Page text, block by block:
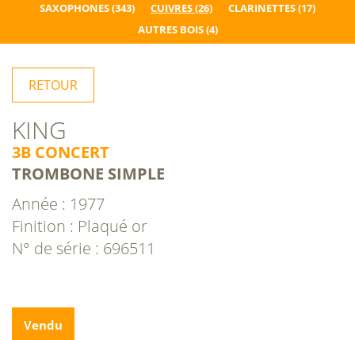
SAXOPHONES(343) CUIVRES(26) CLARINETTES(17)
AUTRES BOIS(4)
RETOUR
KING
3B CONCERT
TROMBONE SIMPLE
Année : 1977
Finition : Plaqué or
N° de série : 696511
Vendu